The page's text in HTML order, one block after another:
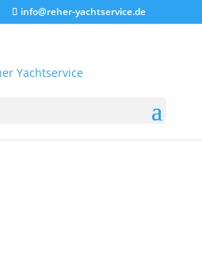
info@reher-yachtservice.de